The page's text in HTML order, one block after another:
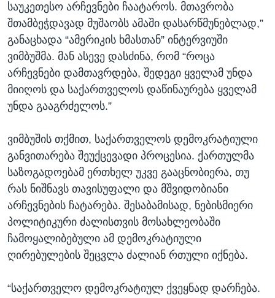
საუკეთესო არჩევნები ჩაატაროს. მთავრობა
შთამბეჭდავად მუშაობს ამაში დასარწმუნებლად,”
განაცხადა “ამერიკის ხმასთან” ინტერვიუში
ვიმბუშმა. მან ასევე დასძინა, რომ “როცა
არჩევნები დამთავრდება, შედეგი ყველამ უნდა
მიიღოს და საქართველოს დაწინაურება ყველამ
უნდა გააგრძელოს.”
ვიმბუშის თქმით, საქართველოს დემოკრატიული
განვითარება შეუქცევადი პროცესია. ქართულმა
საზოგადოებამ ერთხელ უკვე გააცნობიერა, თუ
რას ნიშნავს თავისუფალი და მშვიდობიანი
არჩევნების ჩატარება. შესაბამისად, ნებისმიერი
პოლიტიკური ძალისთვის მოსახლეობაში
ჩამოყალიბებული ამ დემოკრატიული
ღირებულების შეცვლა ძალიან რთული იქნება.
“საქართველო დემოკრატიულ ქვეყნად დარჩება.